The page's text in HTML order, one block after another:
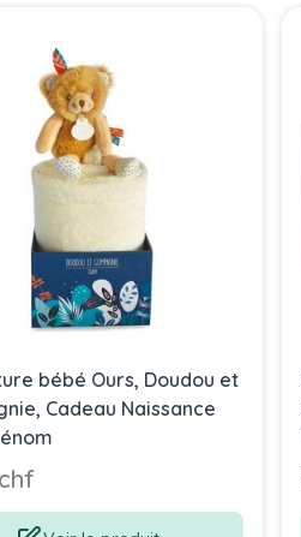
bébé Ours, Doudou et
Cadeau Naissance